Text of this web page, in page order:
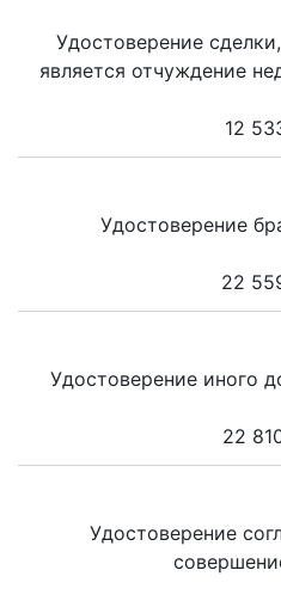
Удостоверение
является отчуждение
12
Удостоверение
22
Удостоверение иного
22
Удостоверение